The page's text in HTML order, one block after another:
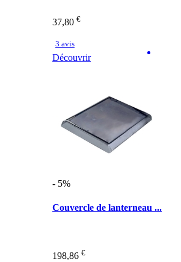
37,80 €
3 avis
Découvrir
- 5%
Couvercle de lanterneau ...
198,86 €